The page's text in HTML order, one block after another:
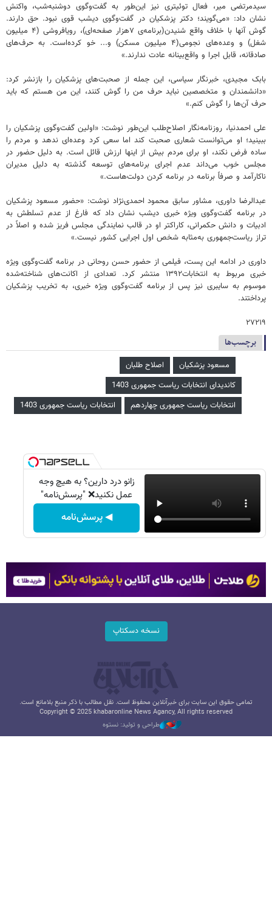
سیدمرتضی میر، فعال توئیتری نیز این‌طور به گفت‌وگوی دوشنبه‌شب، واکنش
نشان داد: «می‌گویند؛ دکتر پزشکیان در گفت‌وگوی دیشب قوی نبود. حق دارند.
گوش آنها با خلاف واقع ‌شنیدن(برنامه‌ی ۷هزار صفحه‌ای)، رویافروشی (۴ میلیون
شغل) و وعده‌های نجومی(۴ میلیون مسکن) و... خو کرده‌است. به حرف‌های
صادقانه، قابل اجرا و واقع‌بینانه عادت ندارند.»
بابک مجیدی، خبرنگار سیاسی، این جمله از صحبت‌های پزشکیان را بازنشر کرد:
«دانشمندان و متخصصین نباید حرف من را گوش کنند، این من هستم که باید
حرف آن‌ها را گوش کنم.»
علی احمدنیا، روزنامه‌نگار اصلاح‌طلب این‌طور نوشت: «اولین گفت‌وگوی پزشکیان را
ببینید؛ او می‌توانست شعاری صحبت کند اما سعی کرد وعده‌ای ندهد و مردم را
ساده فرض نکند، او برای مردم بیش از اینها ارزش قائل است. ‌به دلیل حضور در
مجلس خوب می‌داند عدم اجرای برنامه‌های توسعه گذشته به دلیل مدیران
ناکارآمد و صرفاً برنامه در برنامه کردن دولت‌هاست.»
عبدالرضا داوری، مشاور سابق محمود احمدی‌نژاد نوشت: «حضور مسعود پزشکیان
در برنامه گفت‌وگوی ویژه خبری دیشب نشان داد که فارغ از عدم تسلطش به
ادبیات و دانش حکمرانی، کاراکتر او در قالب نمایندگی مجلس فریز شده و اصلاً در
تراز ریاست‌جمهوری به‌مثابه شخص اول اجرایی کشور نیست.»
داوری در ادامه این پست، فیلمی از حضور حسن روحانی در برنامه گفت‌وگوی ویژه
خبری مربوط به انتخابات۱۳۹۲ منتشر کرد. تعدادی از اکانت‌های شناخته‌شده
موسوم به سایبری نیز پس از برنامه گفت‌وگوی ویژه خبری، به تخریب پزشکیان
پرداختند.
۲۷۲۱۹
برچسب‌ها
مسعود پزشکیان
اصلاح طلبان
کاندیدای انتخابات ریاست جمهوری 1403
انتخابات ریاست جمهوری چهاردهم
انتخابات ریاست جمهوری 1403
زانو درد دارین؟ به هیچ وجه
عمل نکنید❌ "پرسش‌نامه"
◀ پرسش‌نامه
نسخه دسکتاپ
تمامی حقوق این سایت برای خبرآنلاین محفوظ است. نقل مطالب با ذکر منبع بلامانع است.
Copyright © 2025 khabaronline News Agancy, All rights reserved
طراحی و تولید: نستوه